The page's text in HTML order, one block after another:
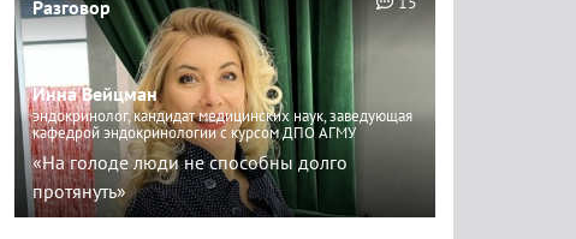
Разговор
Инна Вейцман
эндокринолог, кандидат медицинских наук, заведующая
кафедрой эндокринологии с курсом ДПО АГМУ
«На голоде люди не способны долго
протянуть»